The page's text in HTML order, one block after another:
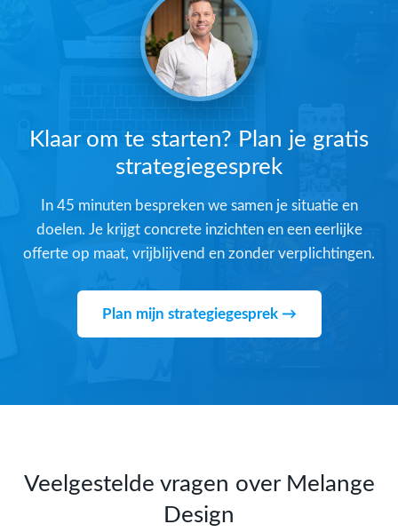
Klaar om te starten? Plan je gratis
strategiegesprek
In 45 minuten bespreken we samen je situatie en
doelen. Je krijgt concrete inzichten en een eerlijke
offerte op maat, vrijblijvend en zonder verplichtingen.
Plan mijn strategiegesprek →
Veelgestelde vragen over Melange
Design